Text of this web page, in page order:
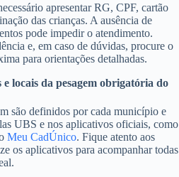
apresentar RG, CPF, cartão
das crianças. A ausência de
pode impedir o atendimento.
e, em caso de dúvidas, procure o
para orientações detalhadas.
e locais da pesagem obrigatória do
são definidos por cada município e
UBS e nos aplicativos oficiais, como
Meu CadÚnico. Fique atento aos
os aplicativos para acompanhar todas